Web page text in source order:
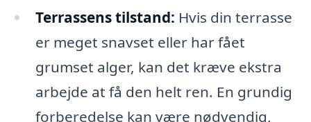
Terrassens tilstand: Hvis din terrasse
er meget snavset eller har fået
grumset alger, kan det kræve ekstra
arbejde at få den helt ren. En grundig
forberedelse kan være nødvendig,